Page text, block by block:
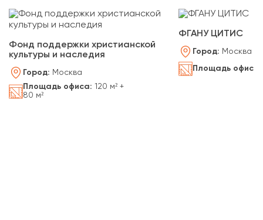
Фонд поддержки христианской
культуры и наследия
Город: Москва
Площадь офиса: 120 м² +
80 м²
ФГАНУ ЦИТИС
Город: Москва
Площадь офиса: